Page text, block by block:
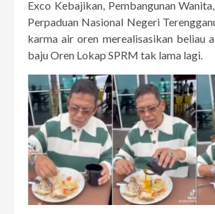
Exco Kebajikan, Pembangunan
Perpaduan Nasional Negeri
karma air oren merealisasikan beliau
baju Oren Lokap SPRM tak lama lagi.